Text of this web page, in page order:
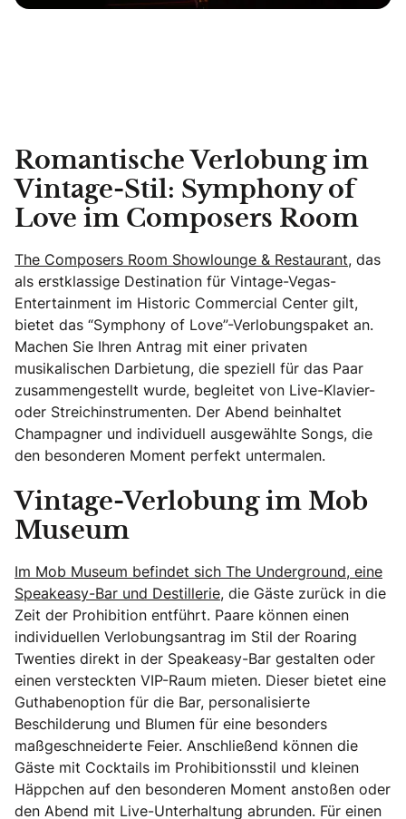
Romantische Verlobung im
Vintage-Stil: Symphony of
Love im Composers Room
The Composers Room Showlounge & Restaurant, das
als erstklassige Destination für Vintage-Vegas-
Entertainment im Historic Commercial Center gilt,
bietet das “Symphony of Love”-Verlobungspaket an.
Machen Sie Ihren Antrag mit einer privaten
musikalischen Darbietung, die speziell für das Paar
zusammengestellt wurde, begleitet von Live-Klavier-
oder Streichinstrumenten. Der Abend beinhaltet
Champagner und individuell ausgewählte Songs, die
den besonderen Moment perfekt untermalen.
Vintage-Verlobung im Mob
Museum
Im Mob Museum befindet sich The Underground, eine
Speakeasy-Bar und Destillerie, die Gäste zurück in die
Zeit der Prohibition entführt. Paare können einen
individuellen Verlobungsantrag im Stil der Roaring
Twenties direkt in der Speakeasy-Bar gestalten oder
einen versteckten VIP-Raum mieten. Dieser bietet eine
Guthabenoption für die Bar, personalisierte
Beschilderung und Blumen für eine besonders
maßgeschneiderte Feier. Anschließend können die
Gäste mit Cocktails im Prohibitionsstil und kleinen
Häppchen auf den besonderen Moment anstoßen oder
den Abend mit Live-Unterhaltung abrunden. Für einen